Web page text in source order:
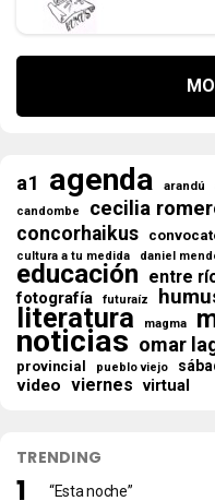
a1 agenda arandú
candombe cecilia
concorhaikus
cultura a tu medida daniel
educación entre
fotografía futuraíz
literatura magma
noticias omar
provincial pueblo viejo
video viernes virtual
TRENDING
“Esta noche”